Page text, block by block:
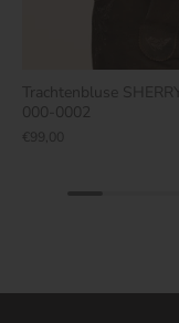
Trachtenbluse
000-0002
€99,00